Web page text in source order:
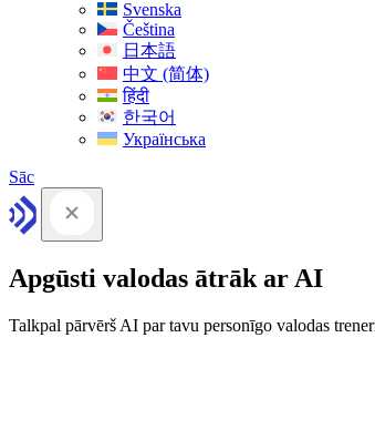
Svenska
Čeština
日本語
中文 (简体)
हिंदी
한국어
Українська
Sāc
Apgūsti valodas ātrāk ar AI
Talkpal pārvērš AI par tavu personīgo valodas